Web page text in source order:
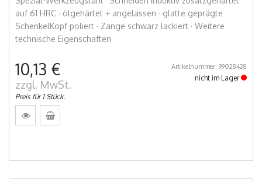
auf 61 HRC · ölgehärtet + angelassen · glatte geprägte
SchenkelKopf poliert · Zange schwarz lackiert · Weitere
technische Eigenschaften
10,13 €
zzgl. MwSt.
Preis für 1 Stück.
Artikelnummer: 99028428
nicht im Lager